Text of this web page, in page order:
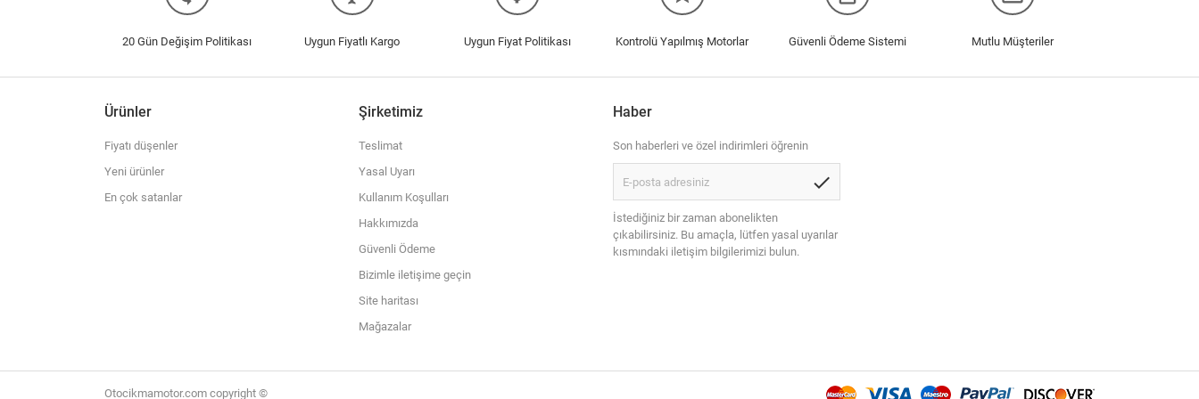
20 Gün Değişim Politikası Uygun Fiyatlı Kargo Uygun Fiyat Politikası Kontrolü Yapılmış Motorlar Güvenli Ödeme Sistemi Mutlu Müşteriler
Ürünler
Fiyatı düşenler
Yeni ürünler
En çok satanlar
Şirketimiz
Teslimat
Yasal Uyarı
Kullanım Koşulları
Hakkımızda
Güvenli Ödeme
Bizimle iletişime geçin
Site haritası
Mağazalar
Haber
Son haberleri ve özel indirimleri öğrenin
check
İstediğiniz bir zaman abonelikten
çıkabilirsiniz. Bu amaçla, lütfen yasal uyarılar
kısmındaki iletişim bilgilerimizi bulun.
Otocikmamotor.com copyright ©